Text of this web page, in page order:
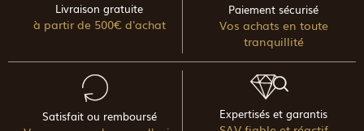
Livraison gratuite
à partir de 500€ d'achat
Paiement sécurisé
Vos achats en toute
tranquillité
Satisfait ou remboursé Expertisés et garantis